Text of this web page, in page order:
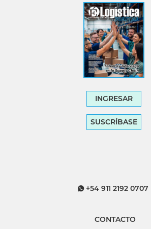
INGRESAR
SUSCRÍBASE
+54 911 2192 0707
CONTACTO